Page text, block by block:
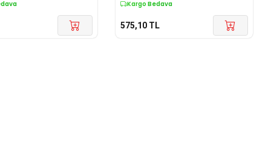
Kargo Bedava
575,10 TL